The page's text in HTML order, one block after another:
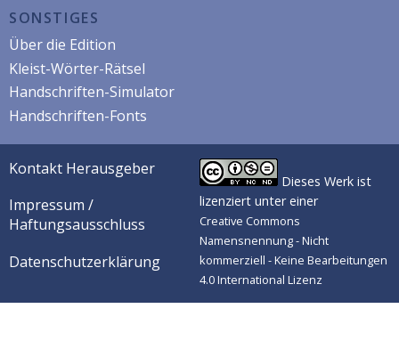
SONSTIGES
Über die Edition
Kleist-Wörter-Rätsel
Handschriften-Simulator
Handschriften-Fonts
Kontakt Herausgeber
Impressum /
Haftungsausschluss
Datenschutzerklärung
Dieses Werk ist
lizenziert unter einer
Creative Commons
Namensnennung - Nicht
kommerziell - Keine Bearbeitungen
4.0 International Lizenz